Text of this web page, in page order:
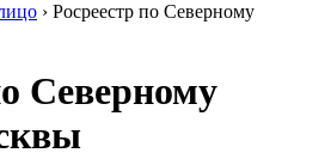
› Росреестр по Северному
Северному